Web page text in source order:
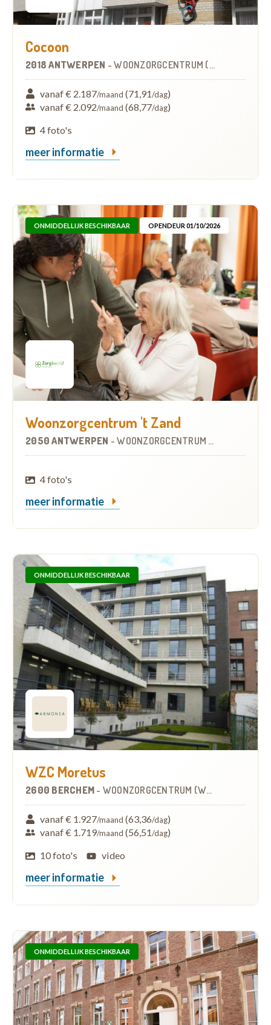
Cocoon
2018 ANTWERPEN -WOONZORGCENTRUM (WZC)
vanaf € 2.187/maand (71,91/dag)
vanaf € 2.092/maand (68,77/dag)
4 foto's
meer informatie
ONMIDDELLIJK BESCHIKBAAR OPENDEUR 01/10/2026
Woonzorgcentrum 't Zand
2050 ANTWERPEN -WOONZORGCENTRUM (WZC)
4 foto's
meer informatie
ONMIDDELLIJK BESCHIKBAAR
WZC Moretus
2600 BERCHEM - WOONZORGCENTRUM (WZC)
vanaf € 1.927/maand (63,36/dag)
vanaf € 1.719/maand (56,51/dag)
10 foto's
video
meer informatie
ONMIDDELLIJK BESCHIKBAAR